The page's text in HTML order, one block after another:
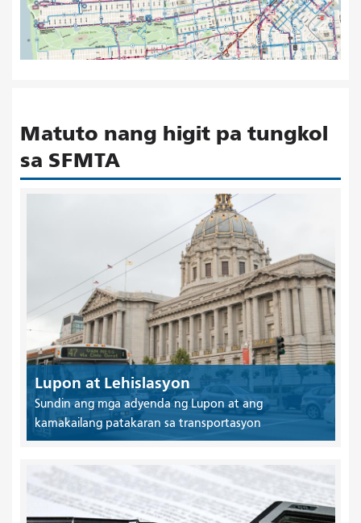
Matuto nang higit pa tungkol
sa SFMTA
Lupon at Lehislasyon
Sundin ang mga adyenda ng Lupon at ang
kamakailang patakaran sa transportasyon